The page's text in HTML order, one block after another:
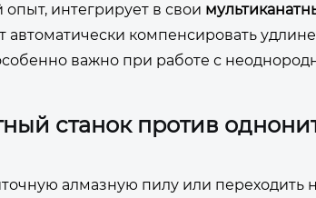
интегрирует в свои
компенсировать
важно при работе с
станок против
алмазную пилу или переходить